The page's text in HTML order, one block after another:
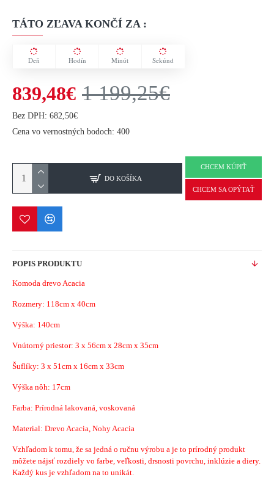
TÁTO ZĽAVA KONČÍ ZA :
Deň Hodín Minút Sekúnd
839,48€ 1 199,25€
Bez DPH: 682,50€
Cena vo vernostných bodoch: 400
DO KOŠÍKA
CHCEM KÚPIŤ
CHCEM SA OPÝTAŤ
POPIS PRODUKTU
Komoda drevo Acacia
Rozmery: 118cm x 40cm
Výška: 140cm
Vnútorný priestor: 3 x 56cm x 28cm x 35cm
Šuflíky: 3 x 51cm x 16cm x 33cm
Výška nôh: 17cm
Farba: Prírodná lakovaná, voskovaná
Material: Drevo Acacia, Nohy Acacia
Vzhľadom k tomu, že sa jedná o ručnu výrobu a je to prírodný produkt
môžete nájsť rozdiely vo farbe, veľkosti, drsnosti povrchu, inklúzie a diery.
Každý kus je vzhľadom na to unikát.